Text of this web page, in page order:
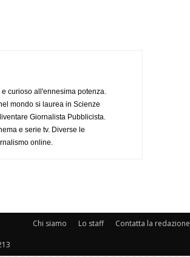
curioso all'ennesima potenza.
mondo si laurea in Scienze
Giornalista Pubblicista.
e serie tv. Diverse le
online.
Chi siamo Lo staff Contatta la redazione